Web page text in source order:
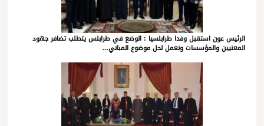
الرئيس عون استقبل وفدا طرابلسيا : الوضع في طرابلس يتطلب تضافر جهود
المعنيين والمؤسسات ونعمل لحل موضوع المباني…